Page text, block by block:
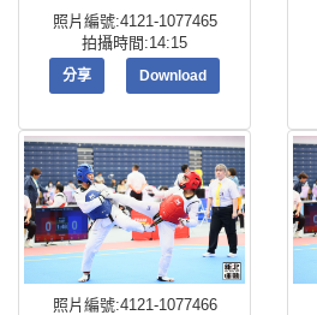
照片編號:4121-1077465
拍攝時間:14:15
分享 Download
照片編號:4121-1077466